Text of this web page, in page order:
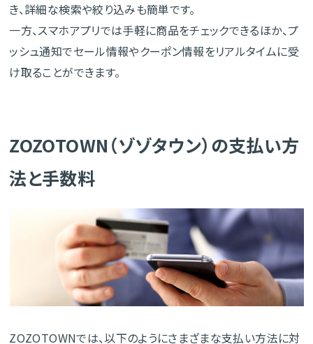
き、詳細な検索や絞り込みも簡単です。
一方、スマホアプリでは手軽に商品をチェックできるほか、プ
ッシュ通知でセール情報やクーポン情報をリアルタイムに受
け取ることができます。
ZOZOTOWN（ゾゾタウン）の支払い方
法と手数料
ZOZOTOWNでは、以下のようにさまざまな支払い方法に対